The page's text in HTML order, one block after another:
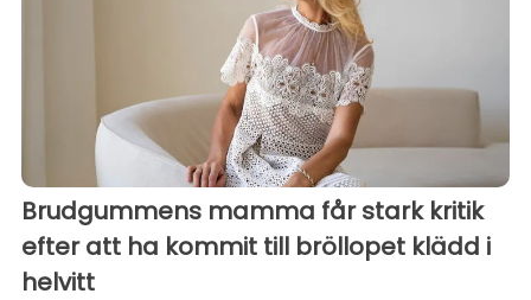
Brudgummens mamma får stark kritik
efter att ha kommit till bröllopet klädd i
helvitt